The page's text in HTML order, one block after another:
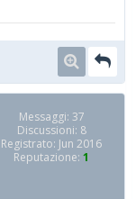
Messaggi: 37
Discussioni: 8
Registrato: Jun 2016
Reputazione: 1